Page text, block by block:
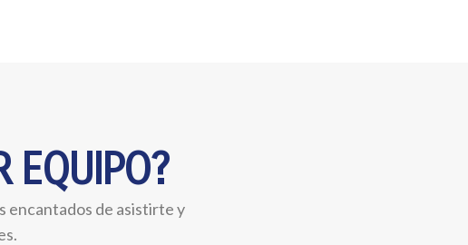
EQUIPO?
encantados de asistirte y